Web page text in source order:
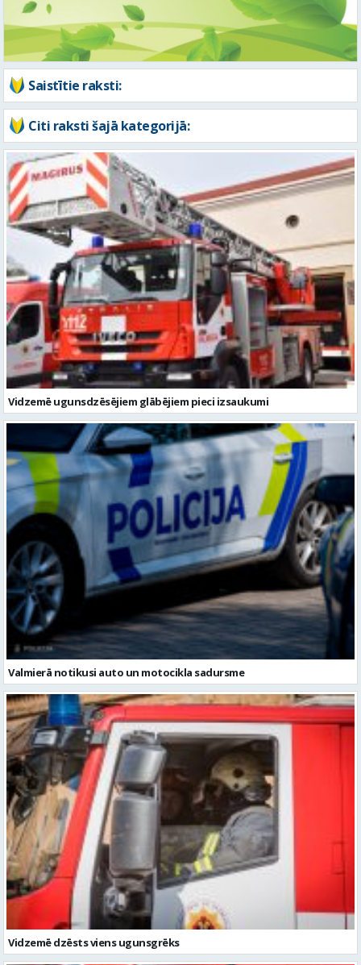
Saistītie raksti:
Citi raksti šajā kategorijā:
Vidzemē ugunsdzēsējiem glābējiem pieci izsaukumi
Valmierā notikusi auto un motocikla sadursme
Vidzemē dzēsts viens ugunsgrēks